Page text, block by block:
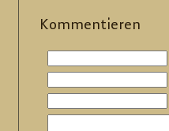
Kom­men­tie­ren